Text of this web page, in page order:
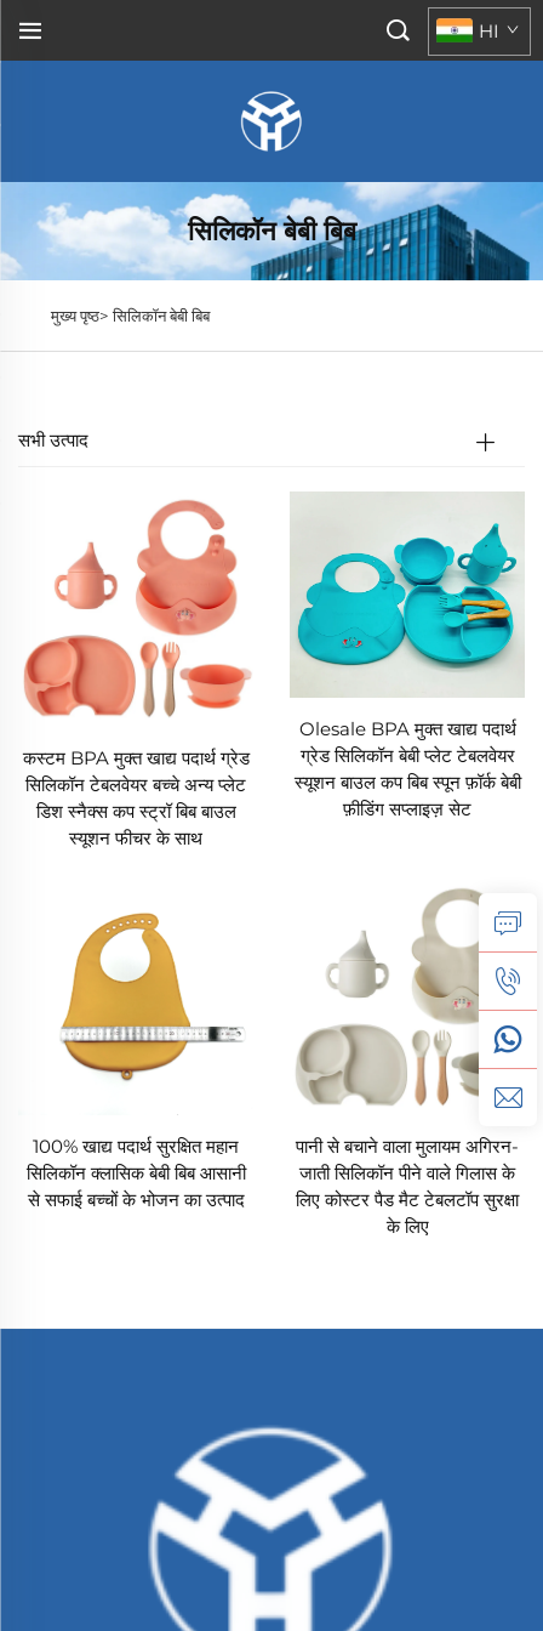
HI
सिलिकॉन बेबी बिब
मुख्य पृष्ठ> सिलिकॉन बेबी बिब
सभी उत्पाद
कस्टम BPA मुक्त खाद्य पदार्थ ग्रेड
सिलिकॉन टेबलवेयर बच्चे अन्य प्लेट
डिश स्नैक्स कप स्ट्रॉ बिब बाउल
स्यूशन फीचर के साथ
Olesale BPA मुक्त खाद्य पदार्थ
ग्रेड सिलिकॉन बेबी प्लेट टेबलवेयर
स्यूशन बाउल कप बिब स्पून फ़ॉर्क बेबी
फ़ीडिंग सप्लाइज़ सेट
100% खाद्य पदार्थ सुरक्षित महान
सिलिकॉन क्लासिक बेबी बिब आसानी
से सफाई बच्चों के भोजन का उत्पाद
पानी से बचाने वाला मुलायम अगिरन-
जाती सिलिकॉन पीने वाले गिलास के
लिए कोस्टर पैड मैट टेबलटॉप सुरक्षा
के लिए